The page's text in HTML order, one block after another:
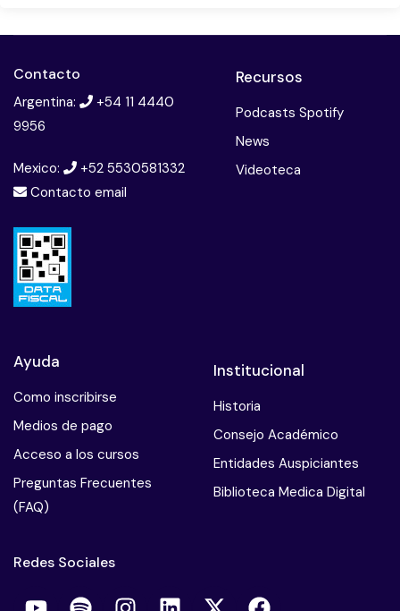
Contacto
Argentina:
+54 11 4440
9956
Mexico:
+52 5530581332
Contacto email
Recursos
Podcasts Spotify
News
Videoteca
Ayuda
Como inscribirse
Medios de pago
Acceso a los cursos
Preguntas Frecuentes
(FAQ)
Institucional
Historia
Consejo Académico
Entidades Auspiciantes
Biblioteca Medica Digital
Redes Sociales